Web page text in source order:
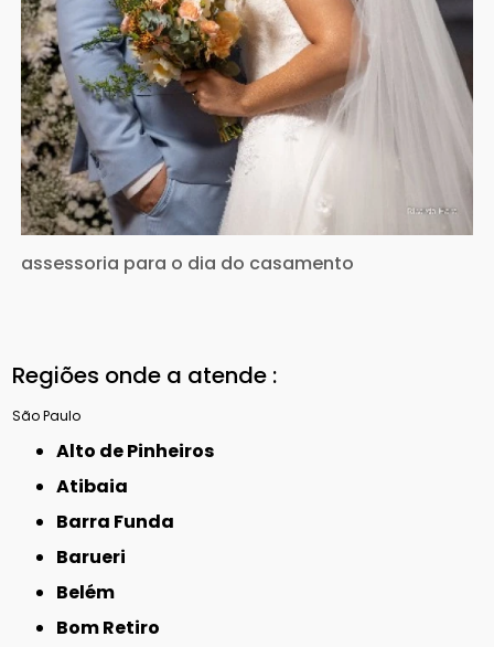
assessoria para o dia do casamento
Regiões onde a atende :
São Paulo
Alto de Pinheiros
Atibaia
Barra Funda
Barueri
Belém
Bom Retiro